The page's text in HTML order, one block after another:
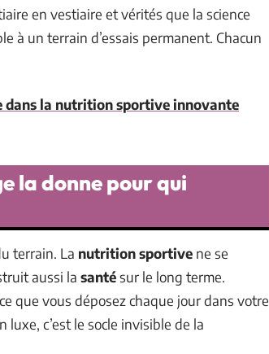
en vestiaire et vérités que la science
à un terrain d’essais permanent. Chacun
dans la nutrition sportive innovante
la donne pour qui
terrain. La nutrition sportive ne se
aussi la santésur le long terme.
que vous déposez chaque jour dans votre
luxe, c’est le socle invisible de la